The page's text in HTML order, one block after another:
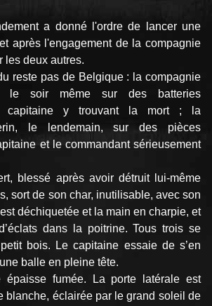
a donné l'ordre de lancer une
après l'engagement de la compagnie
les deux autres.
reste pas de Belgique : la compagnie
le soir même sur des batteries
capitaine y trouvant la mort ; la
le lendemain, sur des pièces
et le commandant sérieusement
blessé après avoir détruit lui-même
sort de son char, inutilisa­ble, avec son
déchiquetée et la main en charpie, et
dans la poitrine. Tous trois se
bois. Le capitaine essaie de s’en
balle en pleine tête.
épaisse fumée. La porte latérale est
blanche, éclairée par le grand soleil de